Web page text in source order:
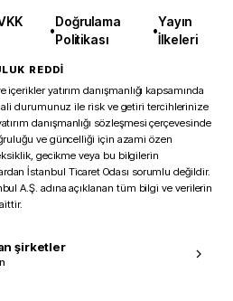
•
Doğrulama
Politikası
•
Yayın
İlkeleri
REDDİ
yatırım danışmanlığı kapsamında
durumunuz ile risk ve getiri tercihlerinize
danışmanlığı sözleşmesi çerçevesinde
ve güncelliği için azami özen
gecikme veya bu bilgilerin
İstanbul Ticaret Odası sorumlu değildir.
A.Ş. adına açıklanan tüm bilgi ve verilerin
şirketler